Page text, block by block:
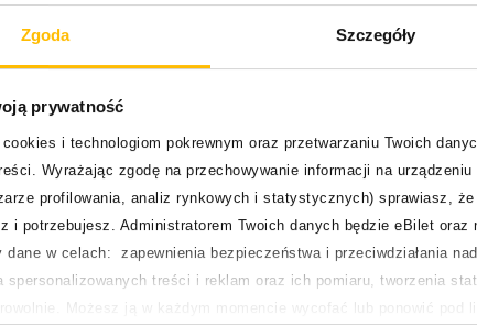
Zgoda Szczegóły
prywatność
i technologiom pokrewnym oraz przetwarzaniu Twoich
Wyrażając zgodę na przechowywanie informacji na
profilowania, analiz rynkowych i statystycznych) sprawiasz, że
i potrzebujesz. Administratorem Twoich danych będzie eBilet oraz
dane w celach: zapewnienia bezpieczeństwa i przeciwdziałania
spersonalizowanych treści i reklam oraz ich pomiaru, tworzenia
lata szlifowali swoje umiejętności i
krajobrazu hip-hopowego w Polsce. Po wydaniu
uwagę wielu zapalonych fanów gatunku, ale tak
do składania wersów sprawiło, że przez szeroką
tekściarzy w Polsce.